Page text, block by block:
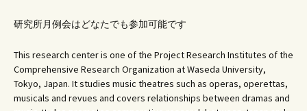
研究所月例会はどなたでも参加可能です
This research center is one of the Project Research Institutes of the
Comprehensive Research Organization at Waseda University,
Tokyo, Japan. It studies music theatres such as operas, operettas,
musicals and revues and covers relationships between dramas and